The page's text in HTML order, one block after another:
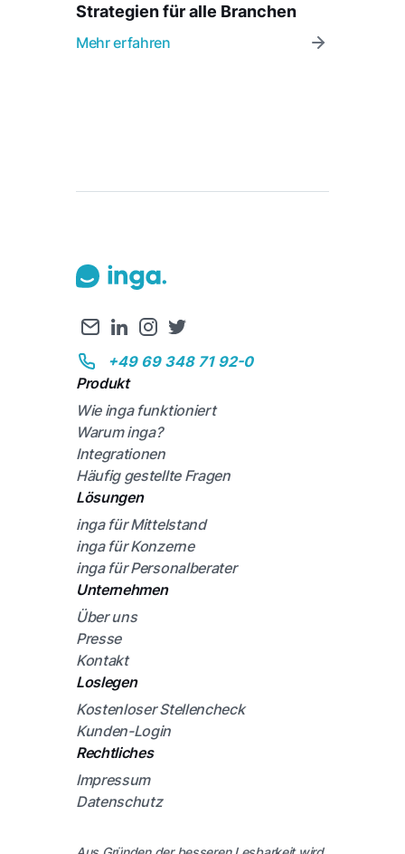
Strategien für alle Branchen
Mehr erfahren
+49 69 348 71 92-0
Produkt
Wie inga funktioniert
Warum inga?
Integrationen
Häufig gestellte Fragen
Lösungen
inga für Mittelstand
inga für Konzerne
inga für Personalberater
Unternehmen
Über uns
Presse
Kontakt
Loslegen
Kostenloser Stellencheck
Kunden-Login
Rechtliches
Impressum
Datenschutz